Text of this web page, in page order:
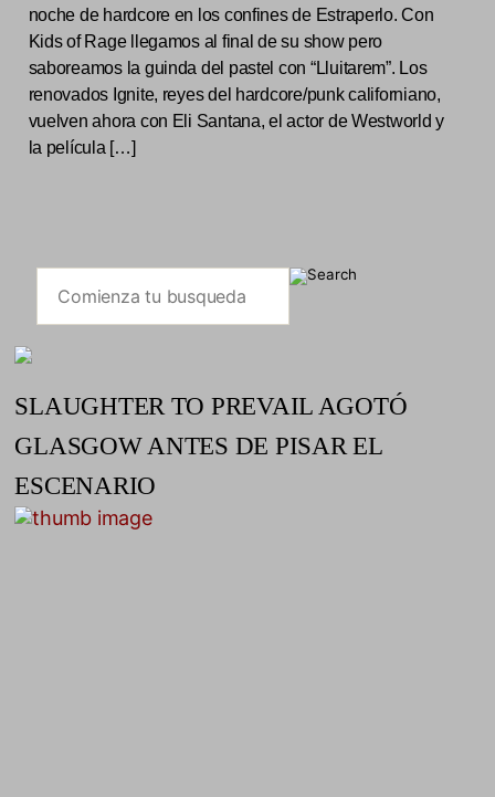
noche de hardcore en los confines de Estraperlo. Con
Kids of Rage llegamos al final de su show pero
saboreamos la guinda del pastel con “Lluitarem”. Los
renovados Ignite, reyes del hardcore/punk californiano,
vuelven ahora con Eli Santana, el actor de Westworld y
la película […]
SLAUGHTER TO PREVAIL AGOTÓ
GLASGOW ANTES DE PISAR EL
ESCENARIO